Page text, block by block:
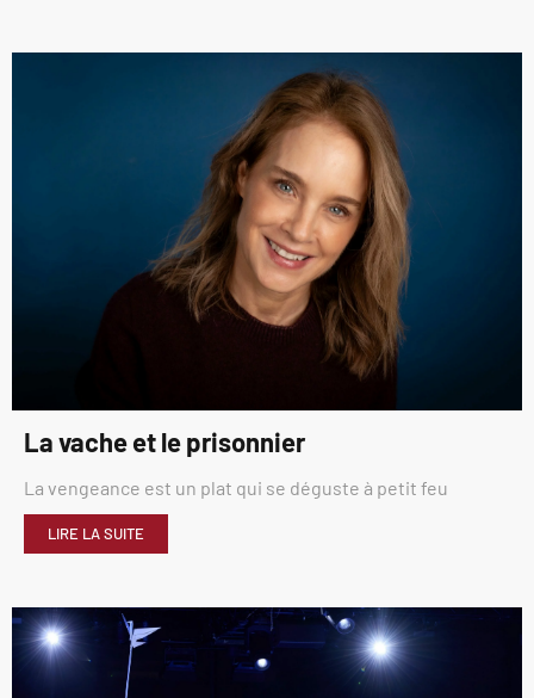
La vache et le prisonnier
La vengeance est un plat qui se déguste à petit feu
LIRE LA SUITE